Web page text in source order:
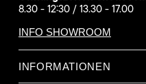
8.30 - 12:30 / 13.30 - 17.00
INFO SHOWROOM
INFORMATIONEN